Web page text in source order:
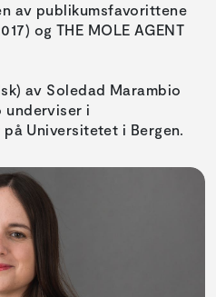
av publikumsfavorittene
og THE MOLE AGENT
av Soledad Marambio
underviser i
Universitetet i Bergen.